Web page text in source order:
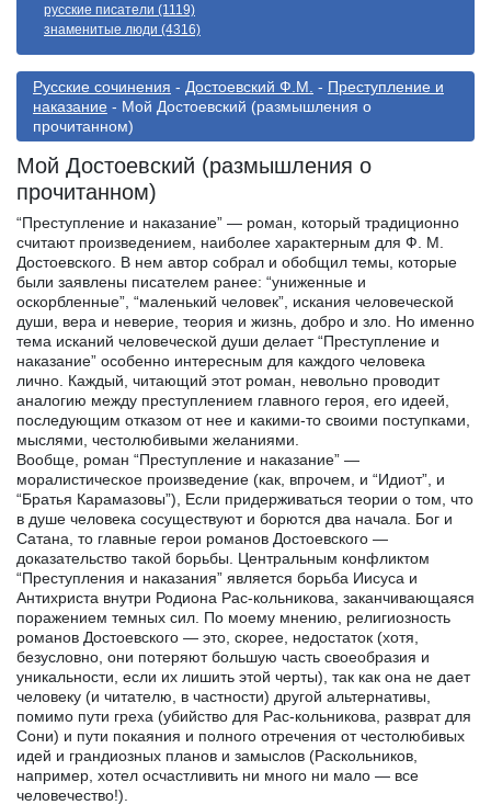
русские писатели (1119)
знаменитые люди (4316)
Русские сочинения - Достоевский Ф.М. - Преступление и
наказание - Мой Достоевский (размышления о
прочитанном)
Мой Достоевский (размышления о
прочитанном)
“Преступление и наказание” — роман, который традиционно
считают произведением, наиболее характерным для Ф. М.
Достоевского. В нем автор собрал и обобщил темы, которые
были заявлены писателем ранее: “униженные и
оскорбленные”, “маленький человек”, искания человеческой
души, вера и неверие, теория и жизнь, добро и зло. Но именно
тема исканий человеческой души делает “Преступление и
наказание” особенно интересным для каждого человека
лично. Каждый, читающий этот роман, невольно проводит
аналогию между преступлением главного героя, его идеей,
последующим отказом от нее и какими-то своими поступками,
мыслями, честолюбивыми желаниями.
Вообще, роман “Преступление и наказание” —
моралистическое произведение (как, впрочем, и “Идиот”, и
“Братья Карамазовы”), Если придерживаться теории о том, что
в душе человека сосуществуют и борются два начала. Бог и
Сатана, то главные герои романов Достоевского —
доказательство такой борьбы. Центральным конфликтом
“Преступления и наказания” является борьба Иисуса и
Антихриста внутри Родиона Рас-кольникова, заканчивающаяся
поражением темных сил. По моему мнению, религиозность
романов Достоевского — это, скорее, недостаток (хотя,
безусловно, они потеряют большую часть своеобразия и
уникальности, если их лишить этой черты), так как она не дает
человеку (и читателю, в частности) другой альтернативы,
помимо пути греха (убийство для Рас-кольникова, разврат для
Сони) и пути покаяния и полного отречения от честолюбивых
идей и грандиозных планов и замыслов (Раскольников,
например, хотел осчастливить ни много ни мало — все
человечество!).